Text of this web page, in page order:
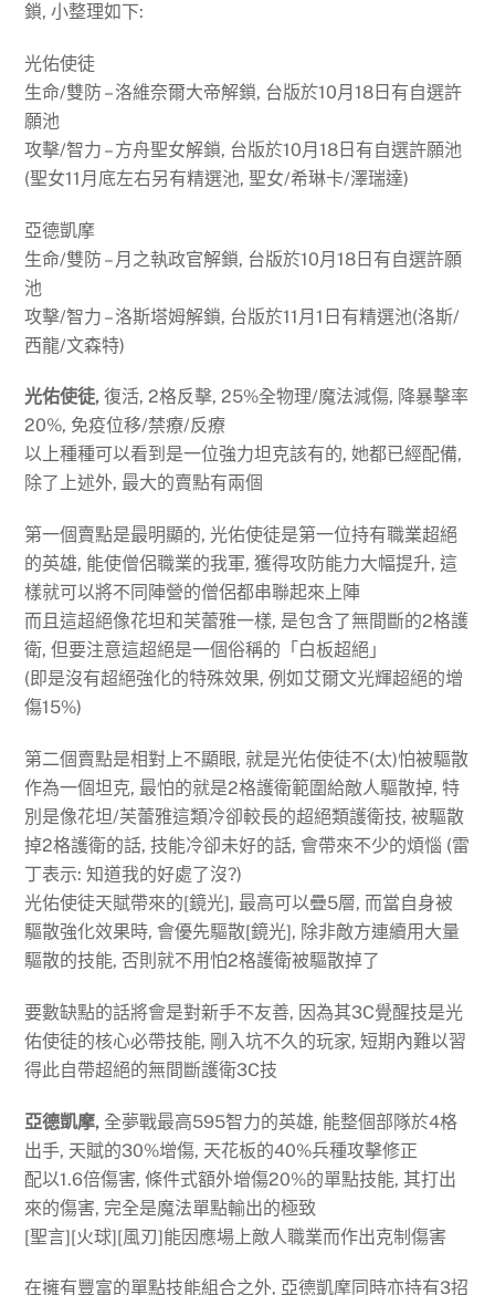
鎖, 小整理如下:
光佑使徒
生命/雙防 – 洛維奈爾大帝解鎖, 台版於10月18日有自選許
願池
攻擊/智力 – 方舟聖女解鎖, 台版於10月18日有自選許願池
(聖女11月底左右另有精選池, 聖女/希琳卡/澤瑞達)
亞德凱摩
生命/雙防 – 月之執政官解鎖, 台版於10月18日有自選許願
池
攻擊/智力 – 洛斯塔姆解鎖, 台版於11月1日有精選池(洛斯/
西龍/文森特)
光佑使徒, 復活, 2格反擊, 25%全物理/魔法減傷, 降暴擊率
20%, 免疫位移/禁療/反療
以上種種可以看到是一位強力坦克該有的, 她都已經配備,
除了上述外, 最大的賣點有兩個
第一個賣點是最明顯的, 光佑使徒是第一位持有職業超絕
的英雄, 能使僧侶職業的我軍, 獲得攻防能力大幅提升, 這
樣就可以將不同陣營的僧侶都串聯起來上陣
而且這超絕像花坦和芙蕾雅一樣, 是包含了無間斷的2格護
衛, 但要注意這超絕是一個俗稱的「白板超絕」
(即是沒有超絕強化的特殊效果, 例如艾爾文光輝超絕的增
傷15%)
第二個賣點是相對上不顯眼, 就是光佑使徒不(太)怕被驅散
作為一個坦克, 最怕的就是2格護衛範圍給敵人驅散掉, 特
別是像花坦/芙蕾雅這類冷卻較長的超絕類護衛技, 被驅散
掉2格護衛的話, 技能冷卻未好的話, 會帶來不少的煩惱 (雷
丁表示: 知道我的好處了沒?)
光佑使徒天賦帶來的[鏡光], 最高可以疊5層, 而當自身被
驅散強化效果時, 會優先驅散[鏡光], 除非敵方連續用大量
驅散的技能, 否則就不用怕2格護衛被驅散掉了
要數缺點的話將會是對新手不友善, 因為其3C覺醒技是光
佑使徒的核心必帶技能, 剛入坑不久的玩家, 短期內難以習
得此自帶超絕的無間斷護衛3C技
亞德凱摩, 全夢戰最高595智力的英雄, 能整個部隊於4格
出手, 天賦的30%增傷, 天花板的40%兵種攻擊修正
配以1.6倍傷害, 條件式額外增傷20%的單點技能, 其打出
來的傷害, 完全是魔法單點輸出的極致
[聖言][火球][風刃]能因應場上敵人職業而作出克制傷害
在擁有豐富的單點技能組合之外, 亞德凱摩同時亦持有3招